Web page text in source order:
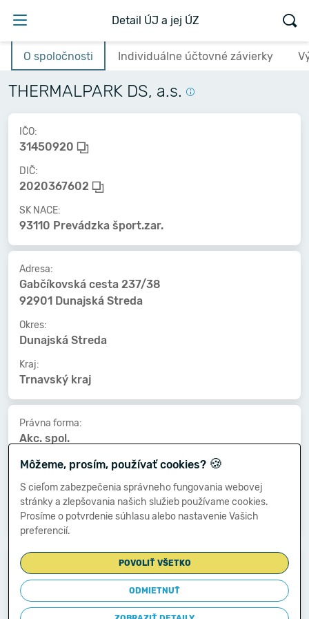
Detail ÚJ a jej ÚZ
O spoločnosti Individuálne účtovné závierky
THERMALPARK DS, a.s.
IČO:
31450920
DIČ:
2020367602
SK NACE:
93110 Prevádzka šport.zar.
Adresa:
Gabčíkovská cesta 237/38
92901 Dunajská Streda
Okres:
Dunajská Streda
Kraj:
Trnavský kraj
Právna forma:
Akc. spol.
Kat. veľkosti:
Druh vlastníctva:
Vlast.územnej samosprávy
Dátum vzniku:
29.09.1994
Dátum zániku:
-
Môžeme, prosím, používať cookies? 🍪
S cieľom zabezpečenia správneho fungovania webovej
stránky a zlepšovania našich služieb používame cookies.
Prosíme o potvrdenie súhlasu alebo nastavenie Vašich
preferencií.
POVOLIŤ VŠETKO
ODMIETNUŤ